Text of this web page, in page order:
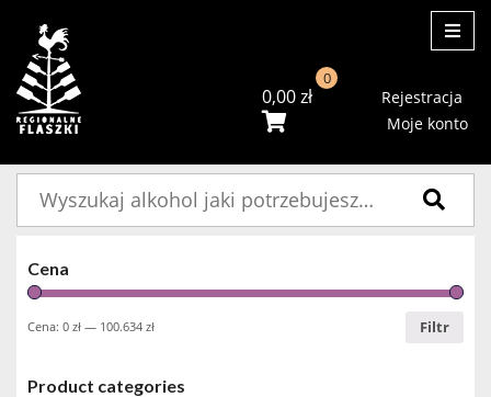
0,00zł
0
Rejestracja
Moje konto
Cena
Filtr
Cena: 0 zł — 100.634 zł
Product categories